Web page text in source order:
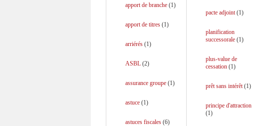
apport de branche (1)
apport de titres (1)
arriérés (1)
ASBL (2)
assurance groupe (1)
astuce (1)
astuces fiscales (6)
pacte adjoint(1)
planification
successorale(1)
plus-value de
cessation(1)
prêt sans intérêt(1)
principe d'attraction
(1)